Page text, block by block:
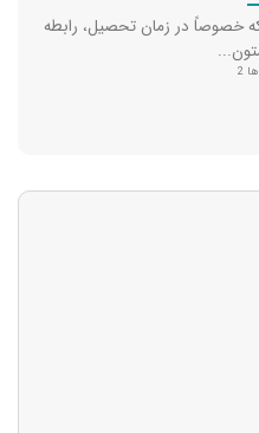
خصوصاً در زمان تحصیل، رابطه
2